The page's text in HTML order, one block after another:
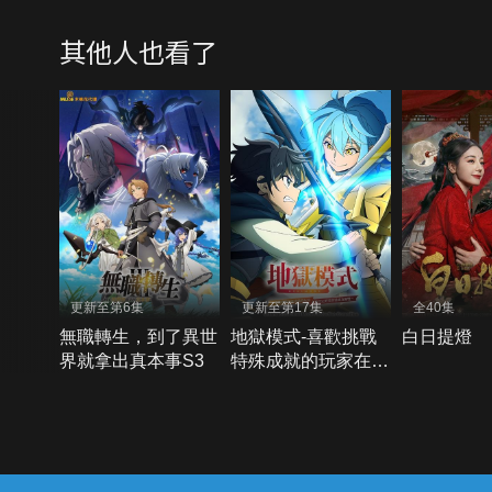
其他人也看了
更新至第6集
無職轉生，到了異世
界就拿出真本事S3
更新至第17集
地獄模式-喜歡挑戰
特殊成就的玩家在廢
全40集
白日提燈